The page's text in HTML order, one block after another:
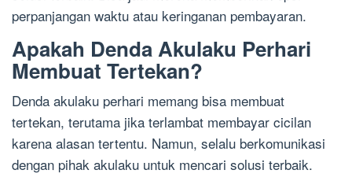
perpanjangan waktu atau keringanan pembayaran.
Apakah Denda Akulaku Perhari
Membuat Tertekan?
Denda akulaku perhari memang bisa membuat
tertekan, terutama jika terlambat membayar cicilan
karena alasan tertentu. Namun, selalu berkomunikasi
dengan pihak akulaku untuk mencari solusi terbaik.